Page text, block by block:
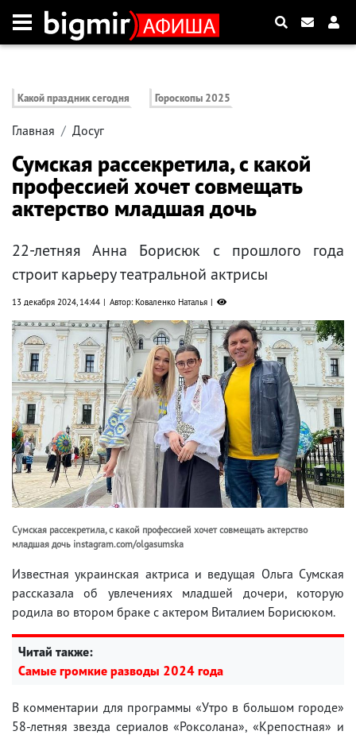
Какой праздник сегодня Гороскопы 2025
Главная Досуг
Сумская рассекретила, с какой
профессией хочет совмещать
актерство младшая дочь
22-летняя Анна Борисюк с прошлого года
строит карьеру театральной актрисы
13 декабря 2024, 14:44 Автор: Коваленко Наталья
Сумская рассекретила, с какой профессией хочет совмещать актерство
младшая дочь instagram.com/olgasumska
Известная украинская актриса и ведущая Ольга Сумская
рассказала об увлечениях младшей дочери, которую
родила во втором браке с актером Виталием Борисюком.
Читай также:
Самые громкие разводы 2024 года
В комментарии для программы «Утро в большом городе»
58-летняя звезда сериалов «Роксолана», «Крепостная» и